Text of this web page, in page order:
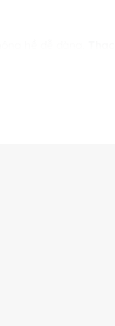
món ăn hấp dẫn.